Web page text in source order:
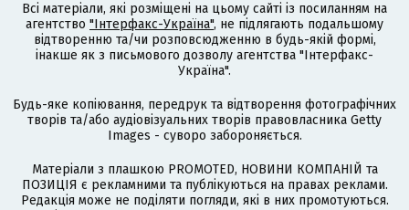
Всі матеріали, які розміщені на цьому сайті із посиланням на
агентство "Інтерфакс-Україна", не підлягають подальшому
відтворенню та/чи розповсюдженню в будь-якій формі,
інакше як з письмового дозволу агентства "Інтерфакс-
Україна".
Будь-яке копіювання, передрук та відтворення фотографічних
творів та/або аудіовізуальних творів правовласника Getty
Images - суворо забороняється.
Матеріали з плашкою PROMOTED, НОВИНИ КОМПАНІЙ та
ПОЗИЦІЯ є рекламними та публікуються на правах реклами.
Редакція може не поділяти погляди, які в них промотуються.